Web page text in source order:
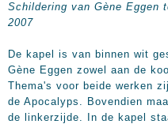
Schildering van Gène Eggen
2007
De kapel is van binnen wit
Gène Eggen zowel aan de
Thema's voor beide werken
de Apocalyps. Bovendien
de linkerzijde. In de kapel